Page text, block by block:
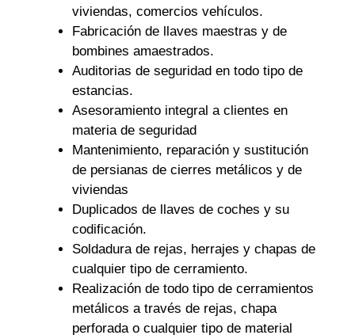
viviendas, comercios vehículos.
Fabricación de llaves maestras y de
bombines amaestrados.
Auditorias de seguridad en todo tipo de
estancias.
Asesoramiento integral a clientes en
materia de seguridad
Mantenimiento, reparación y sustitución
de persianas de cierres metálicos y de
viviendas
Duplicados de llaves de coches y su
codificación.
Soldadura de rejas, herrajes y chapas de
cualquier tipo de cerramiento.
Realización de todo tipo de cerramientos
metálicos a través de rejas, chapa
perforada o cualquier tipo de material